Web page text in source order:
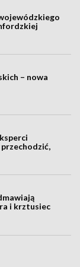
– nowa
i krztusiec